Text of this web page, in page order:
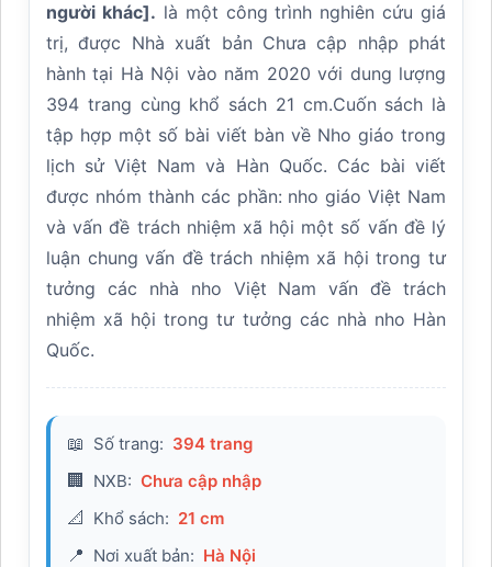
người khác]. là một công trình nghiên cứu giá
trị, được Nhà xuất bản Chưa cập nhập phát
hành tại Hà Nội vào năm 2020 với dung lượng
394 trang cùng khổ sách 21 cm.Cuốn sách là
tập hợp một số bài viết bàn về Nho giáo trong
lịch sử Việt Nam và Hàn Quốc. Các bài viết
được nhóm thành các phần: nho giáo Việt Nam
và vấn đề trách nhiệm xã hội một số vấn đề lý
luận chung vấn đề trách nhiệm xã hội trong tư
tưởng các nhà nho Việt Nam vấn đề trách
nhiệm xã hội trong tư tưởng các nhà nho Hàn
Quốc.
📖 Số trang: 394 trang
🏢 NXB: Chưa cập nhập
📐 Khổ sách: 21 cm
📍 Nơi xuất bản: Hà Nội